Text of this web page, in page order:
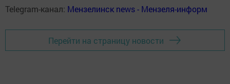
Telegram-канал: Мензелинск news - Мензеля-информ
Перейти на страницу новости